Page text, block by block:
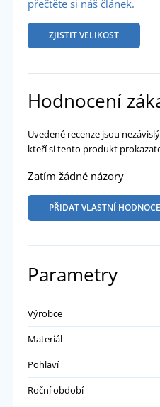
přečtěte si náš článek.
ZJISTIT VELIKOST
Hodnocení
Uvedené recenze jsou
kteří si tento produkt
Zatím žádné názory
PŘIDAT VLASTNÍ
Parametry
Výrobce
Materiál
Pohlaví
Roční období